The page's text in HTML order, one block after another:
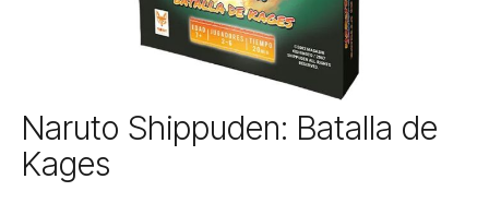
Saltar
al
comienzo
Naruto Shippuden: Batalla de
Kages